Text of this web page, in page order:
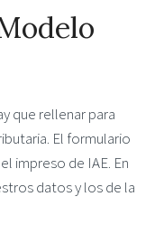
que rellenar para
El formulario
impreso de IAE. En
datos y los de la